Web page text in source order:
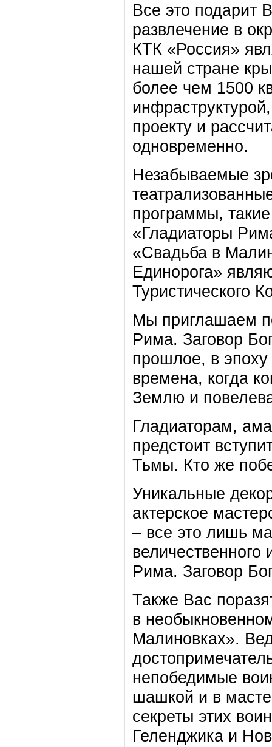
Все это подарит
развлечение в
КТК «Россия»
нашей стране
более чем 1500
проекту и
одновременно.
Незабываемые
программы,
«Гладиаторы
«Свадьба в
Единорога»
Туристического
Мы приглашаем
Рима. Заговор
прошлое, в
времена, когда
Землю и
Гладиаторам,
предстоит
Тьмы. Кто же
Уникальные
актерское
– все это лишь
величественного
Рима. Заговор
Также Вас
в
Малиновках».
непобедимые
шашкой и в
секреты этих
Геленджика и